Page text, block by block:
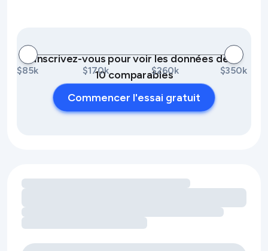
$85k $170k $260k $350k
Inscrivez-vous pour voir les données des
10 comparables
Commencer l'essai gratuit
Chargement des opportunités de revenus liées aux